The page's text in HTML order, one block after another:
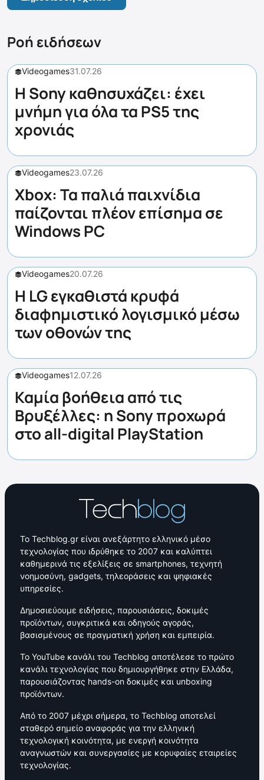
Ροή ειδήσεων
Videogames31.07.26
Η Sony καθησυχάζει: έχει
μνήμη για όλα τα PS5 της
χρονιάς
Videogames23.07.26
Xbox: Τα παλιά παιχνίδια
παίζονται πλέον επίσημα σε
Windows PC
Videogames20.07.26
Η LG εγκαθιστά κρυφά
διαφημιστικό λογισμικό μέσω
των οθονών της
Videogames12.07.26
Καμία βοήθεια από τις
Βρυξέλλες: η Sony προχωρά
στο all-digital PlayStation
Το Techblog.gr είναι ανεξάρτητο ελληνικό μέσο
τεχνολογίας που ιδρύθηκε το 2007 και καλύπτει
καθημερινά τις εξελίξεις σε smartphones, τεχνητή
νοημοσύνη, gadgets, τηλεοράσεις και ψηφιακές
υπηρεσίες.
Δημοσιεύουμε ειδήσεις, παρουσιάσεις, δοκιμές
προϊόντων, συγκριτικά και οδηγούς αγοράς,
βασισμένους σε πραγματική χρήση και εμπειρία.
Το YouTube κανάλι του Techblog αποτέλεσε το πρώτο
κανάλι τεχνολογίας που δημιουργήθηκε στην Ελλάδα,
παρουσιάζοντας hands-on δοκιμές και unboxing
προϊόντων.
Από το 2007 μέχρι σήμερα, το Techblog αποτελεί
σταθερό σημείο αναφοράς για την ελληνική
τεχνολογική κοινότητα, με ενεργή κοινότητα
αναγνωστών και συνεργασίες με κορυφαίες εταιρείες
τεχνολογίας.